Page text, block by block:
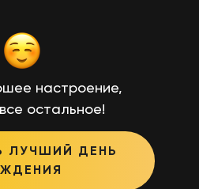
настроение,
остальное!
ЛУЧШИЙ ДЕНЬ